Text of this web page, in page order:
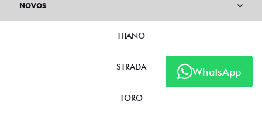
WhatsApp
NOVOS
TITANO
STRADA
TORO